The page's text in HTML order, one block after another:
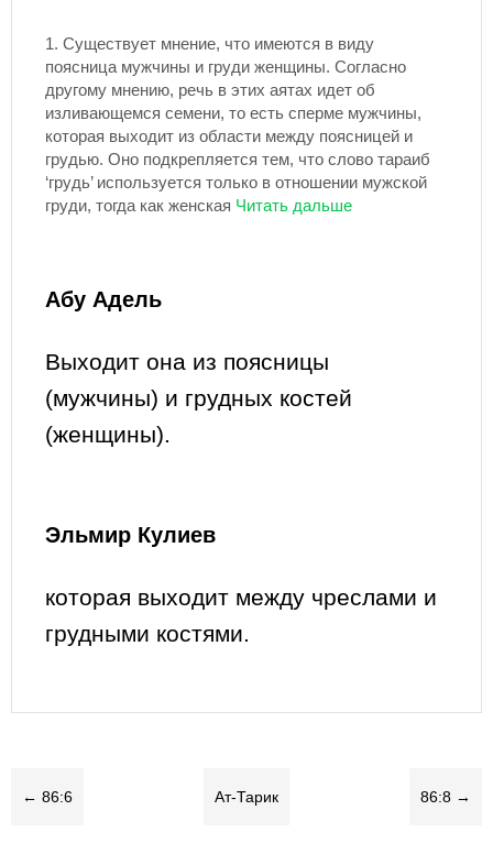
1. Существует мнение, что имеются в виду
поясница мужчины и груди женщины. Согласно
другому мнению, речь в этих аятах идет об
изливающемся семени, то есть сперме мужчины,
которая выходит из области между поясницей и
грудью. Оно подкрепляется тем, что слово тараиб
‘грудь’ используется только в отношении мужской
груди, тогда как женская
Абу Адель
Выходит она из поясницы
(мужчины) и грудных костей
(женщины).
Эльмир Кулиев
которая выходит между чреслами и
грудными костями.
← 86:6 Ат-Тарик 86:8 →